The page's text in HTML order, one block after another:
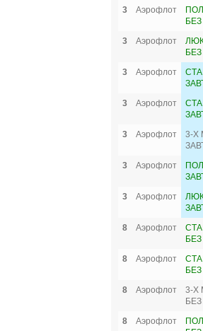
3 Аэрофлот
3
Аэрофлот
3
Аэрофлот
3
Аэрофлот
3
Аэрофлот
3-Х
3
Аэрофлот
3
Аэрофлот
8
Аэрофлот
8
Аэрофлот
8
Аэрофлот
3-Х
8
Аэрофлот